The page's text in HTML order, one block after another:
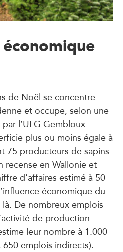
de Noël se concentre
et occupe, selon une
l’ULG Gembloux
plus ou moins égale à
75 producteurs de sapins
recense en Wallonie et
d’affaires estimé à 50
économique du
là. De nombreux emplois
de production
leur nombre à 1.000
emplois indirects).